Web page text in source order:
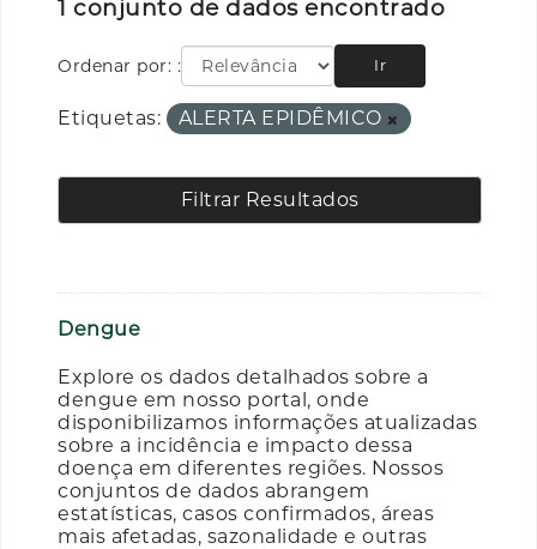
1 conjunto de dados encontrado
Ordenar por: Ir
Etiquetas: ALERTA EPIDÊMICO
Filtrar Resultados
Dengue
Explore os dados detalhados sobre a
dengue em nosso portal, onde
disponibilizamos informações atualizadas
sobre a incidência e impacto dessa
doença em diferentes regiões. Nossos
conjuntos de dados abrangem
estatísticas, casos confirmados, áreas
mais afetadas, sazonalidade e outras